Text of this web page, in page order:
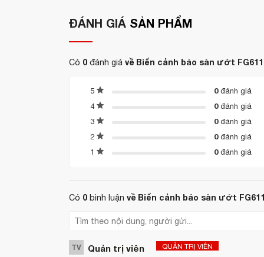
ĐÁNH GIÁ SẢN PHẨM
Có 0 đánh giá về Biển cảnh báo sàn ướt
5 0đánh giá
4
0đánh giá
3
0đánh giá
2
0đánh giá
1
0đánh giá
Có 0 bình luận về Biển cảnh báo sàn ướt
TV Quản trị viên QUẢN TRỊ VIÊN